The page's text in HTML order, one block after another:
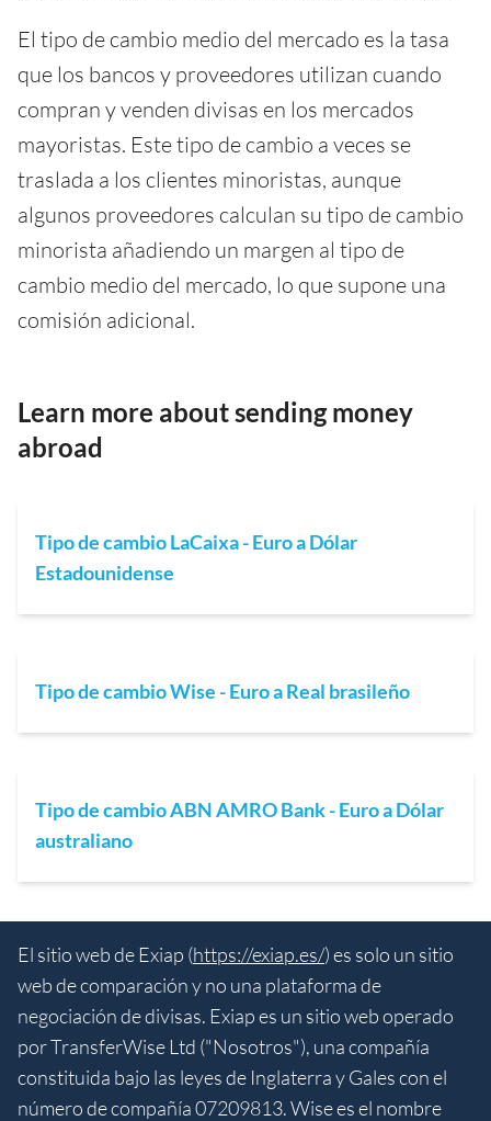
El tipo de cambio medio del mercado es la tasa
que los bancos y proveedores utilizan cuando
compran y venden divisas en los mercados
mayoristas. Este tipo de cambio a veces se
traslada a los clientes minoristas, aunque
algunos proveedores calculan su tipo de cambio
minorista añadiendo un margen al tipo de
cambio medio del mercado, lo que supone una
comisión adicional.
Learn more about sending money
abroad
Tipo de cambio LaCaixa - Euro a Dólar
Estadounidense
Tipo de cambio Wise - Euro a Real brasileño
Tipo de cambio ABN AMRO Bank - Euro a Dólar
australiano
El sitio web de Exiap (https://exiap.es/) es solo un sitio
web de comparación y no una plataforma de
negociación de divisas. Exiap es un sitio web operado
por TransferWise Ltd ("Nosotros"), una compañía
constituida bajo las leyes de Inglaterra y Gales con el
número de compañía 07209813. Wise es el nombre